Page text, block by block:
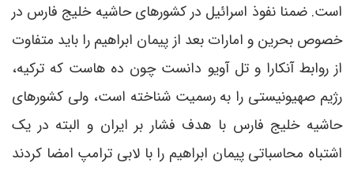
است. ضمنا نفوذ اسرائیل در کشورهای حاشیه خلیج فارس در
خصوص بحرین و امارات بعد از پیمان ابراهیم را باید متفاوت
از روابط آنکارا و تل آویو دانست چون ده هاست که ترکیه،
رژیم صهیونیستی را به رسمیت شناخته است، ولی کشورهای
حاشیه خلیج فارس با هدف فشار بر ایران و البته در یک
اشتباه محاسباتی پیمان ابراهیم را با لابی ترامپ امضا کردند